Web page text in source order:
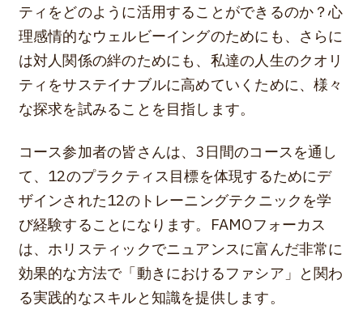
ティをどのように活用することができるのか？心
理感情的なウェルビーイングのためにも、さらに
は対人関係の絆のためにも、私達の人生のクオリ
ティをサステイナブルに高めていくために、様々
な探求を試みることを目指します。
コース参加者の皆さんは、3日間のコースを通し
て、12のプラクティス目標を体現するためにデ
ザインされた12のトレーニングテクニックを学
び経験することになります。FAMOフォーカス
は、ホリスティックでニュアンスに富んだ非常に
効果的な方法で「動きにおけるファシア」と関わ
る実践的なスキルと知識を提供します。